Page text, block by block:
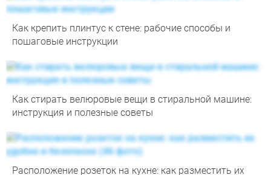
Как крепить плинтус к стене: рабочие способы и
пошаговые инструкции
Как стирать велюровые вещи в стиральной машине:
инструкция и полезные советы
Расположение розеток на кухне: как разместить их